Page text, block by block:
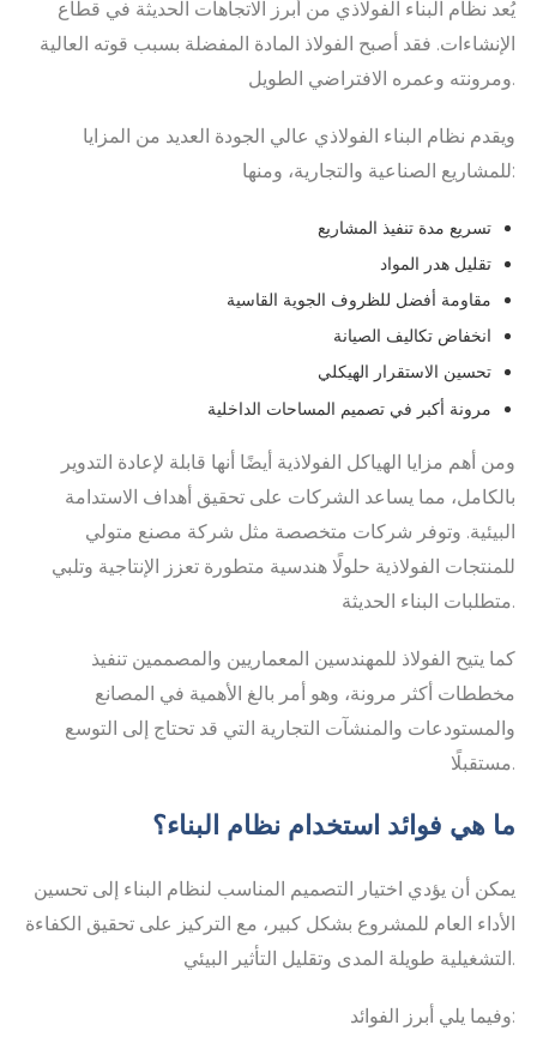
يُعد نظام البناء الفولاذي من أبرز الاتجاهات الحديثة في قطاع
الإنشاءات. فقد أصبح الفولاذ المادة المفضلة بسبب قوته العالية
ومرونته وعمره الافتراضي الطويل.
ويقدم نظام البناء الفولاذي عالي الجودة العديد من المزايا
للمشاريع الصناعية والتجارية، ومنها:
تسريع مدة تنفيذ المشاريع
تقليل هدر المواد
مقاومة أفضل للظروف الجوية القاسية
انخفاض تكاليف الصيانة
تحسين الاستقرار الهيكلي
مرونة أكبر في تصميم المساحات الداخلية
ومن أهم مزايا الهياكل الفولاذية أيضًا أنها قابلة لإعادة التدوير
بالكامل، مما يساعد الشركات على تحقيق أهداف الاستدامة
البيئية. وتوفر شركات متخصصة مثل شركة مصنع متولي
للمنتجات الفولاذية حلولًا هندسية متطورة تعزز الإنتاجية وتلبي
متطلبات البناء الحديثة.
كما يتيح الفولاذ للمهندسين المعماريين والمصممين تنفيذ
مخططات أكثر مرونة، وهو أمر بالغ الأهمية في المصانع
والمستودعات والمنشآت التجارية التي قد تحتاج إلى التوسع
مستقبلًا.
ما هي فوائد استخدام نظام البناء؟
يمكن أن يؤدي اختيار التصميم المناسب لنظام البناء إلى تحسين
الأداء العام للمشروع بشكل كبير، مع التركيز على تحقيق الكفاءة
التشغيلية طويلة المدى وتقليل التأثير البيئي.
وفيما يلي أبرز الفوائد: